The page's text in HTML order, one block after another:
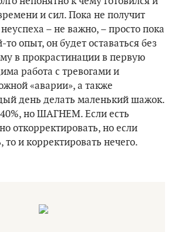
и сил. Пока не получит
– не важно, – просто пока
то опыт, он будет оставаться без
в прокрастинации в первую
работа с тревогами и
«аварии», а также
день делать маленький шажок.
но ШАГНЕМ. Если есть
откорректировать, но если
то и корректировать нечего.